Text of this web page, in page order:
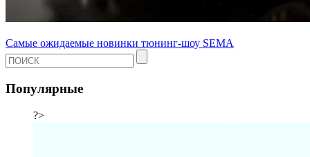
Самые ожидаемые новинки тюнинг-шоу SEMA
Популярные
?>